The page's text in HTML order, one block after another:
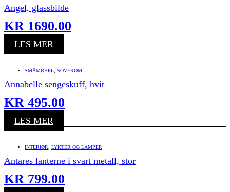
Angel, glassbilde
KR 1690.00
LES MER
SMÅMØBEL SOVEROM
Annabelle sengeskuff, hvit
KR 495.00
LES MER
INTERIØR LYKTER OG LAMPER
Antares lanterne i svart metall, stor
KR 799.00